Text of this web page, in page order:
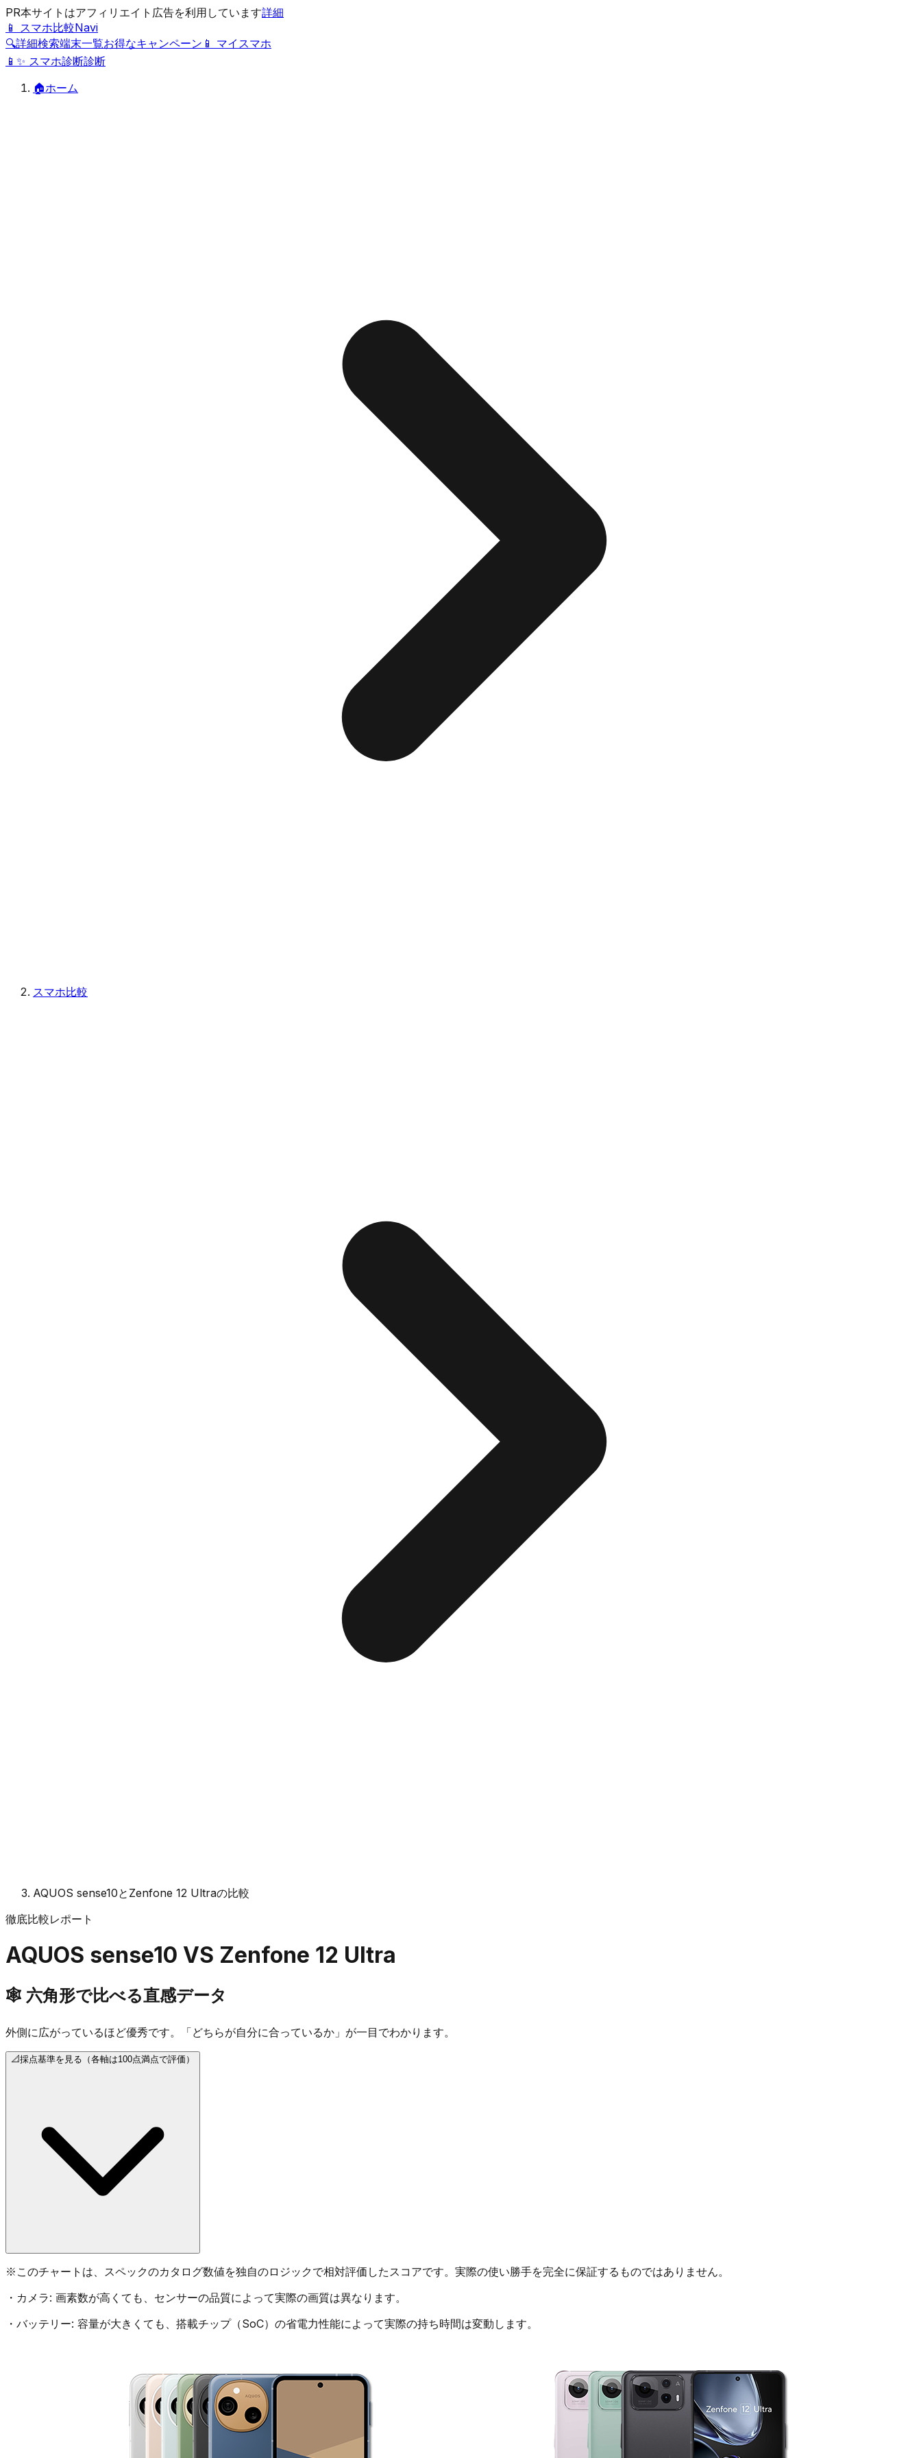
PR本サイトはアフィリエイト広告を利用しています詳細
📱 スマホ比較Navi
🔍詳細検索端末一覧お得なキャンペーン 📱 マイスマホ
📱 ✨ スマホ診断診断
🏠ホーム
スマホ比較
AQUOS sense10とZenfone 12 Ultraの比較
徹底比較レポート
AQUOS sense10 VS Zenfone 12 Ultra
🕸️ 六角形で比べる直感データ
外側に広がっているほど優秀です。「どちらが自分に合っているか」が一目でわかります。
📐採点基準を見る（各軸は100点満点で評価）
※ このチャートは、スペックのカタログ数値を独自のロジックで相対評価したスコアです。実際の使い勝手を完全に保証するものではありません。
・ カメラ: 画素数が高くても、センサーの品質によって実際の画質は異なります。
・ バッテリー: 容量が大きくても、搭載チップ（SoC）の省電力性能によって実際の持ち時間は変動します。